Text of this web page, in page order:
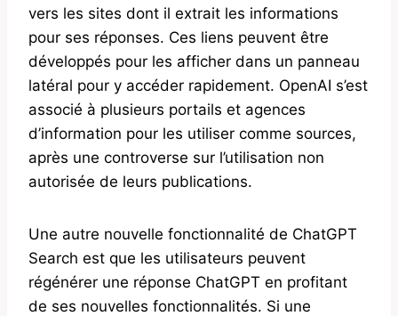
vers les sites dont il extrait les informations
pour ses réponses. Ces liens peuvent être
développés pour les afficher dans un panneau
latéral pour y accéder rapidement. OpenAI s’est
associé à plusieurs portails et agences
d’information pour les utiliser comme sources,
après une controverse sur l’utilisation non
autorisée de leurs publications.
Une autre nouvelle fonctionnalité de ChatGPT
Search est que les utilisateurs peuvent
régénérer une réponse ChatGPT en profitant
de ses nouvelles fonctionnalités. Si une